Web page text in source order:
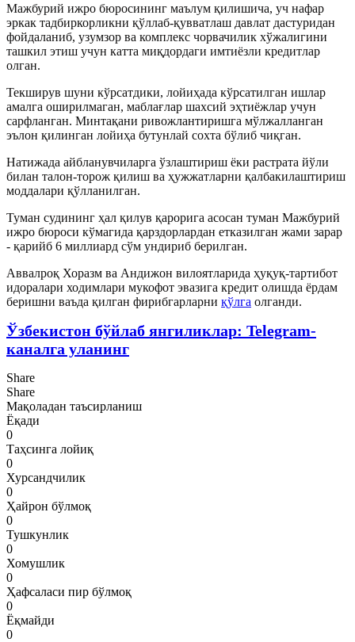
Мажбурий ижро бюросининг маълум қилишича, уч нафар
эркак тадбиркорликни қўллаб-қувватлаш давлат дастуридан
фойдаланиб, узумзор ва комплекс чорвачилик хўжалигини
ташкил этиш учун катта миқдордаги имтиёзли кредитлар
олган.
Текширув шуни кўрсатдики, лойиҳада кўрсатилган ишлар
амалга оширилмаган, маблағлар шахсий эҳтиёжлар учун
сарфланган. Минтақани ривожлантиришга мўлжалланган
эълон қилинган лойиҳа бутунлай сохта бўлиб чиқган.
Натижада айбланувчиларга ўзлаштириш ёки растрата йўли
билан талон-торож қилиш ва ҳужжатларни қалбакилаштириш
моддалари қўлланилган.
Туман судининг ҳал қилув қарорига асосан туман Мажбурий
ижро бюроси кўмагида қарздорлардан етказилган жами зарар
- қарийб 6 миллиард сўм ундириб берилган.
Аввалроқ Хоразм ва Андижон вилоятларида ҳуқуқ-тартибот
идоралари ходимлари мукофот эвазига кредит олишда ёрдам
беришни ваъда қилган фирибгарларни қўлга олганди.
Ўзбекистон бўйлаб янгиликлар: Telegram-
каналга уланинг
Share
Share
Мақоладан таъсирланиш
Ёқади
0
Таҳсинга лойиқ
0
Хурсандчилик
0
Ҳайрон бўлмоқ
0
Тушкунлик
0
Хомушлик
0
Ҳафсаласи пир бўлмоқ
0
Ёқмайди
0